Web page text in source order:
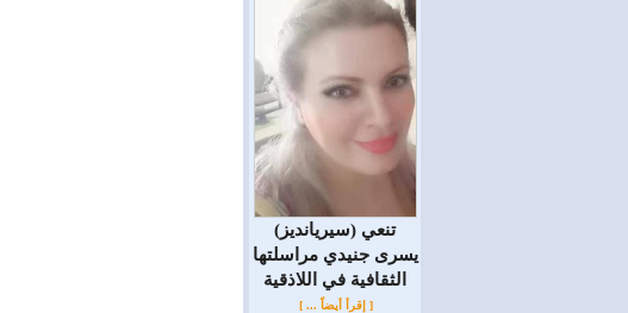
(سيريانديز) تنعي
يسرى جنيدي مراسلتها
الثقافية في اللاذقية
[ إقرأ أيضاً ... ]